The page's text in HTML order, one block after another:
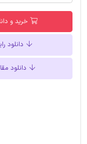
خرید و
دانلود
دانلود